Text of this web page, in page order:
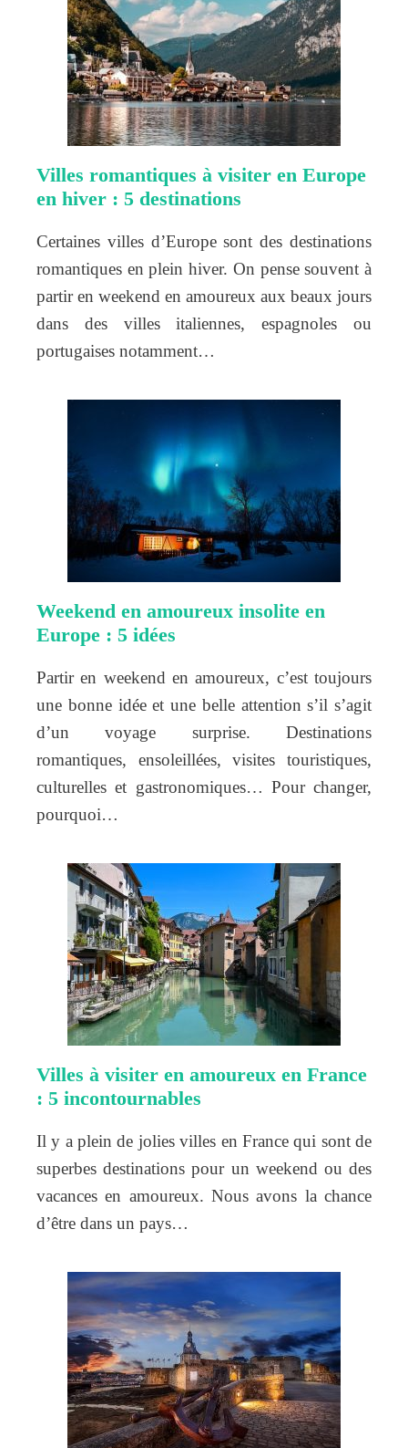
Villes romantiques à visiter en Europe
en hiver : 5 destinations
Certaines villes d’Europe sont des destinations
romantiques en plein hiver. On pense souvent à
partir en weekend en amoureux aux beaux jours
dans des villes italiennes, espagnoles ou
portugaises notamment…
Weekend en amoureux insolite en
Europe : 5 idées
Partir en weekend en amoureux, c’est toujours
une bonne idée et une belle attention s’il s’agit
d’un voyage surprise. Destinations
romantiques, ensoleillées, visites touristiques,
culturelles et gastronomiques… Pour changer,
pourquoi…
Villes à visiter en amoureux en France
: 5 incontournables
Il y a plein de jolies villes en France qui sont de
superbes destinations pour un weekend ou des
vacances en amoureux. Nous avons la chance
d’être dans un pays…